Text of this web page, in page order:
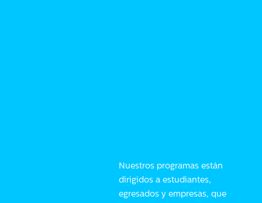
Nuestros programas están
dirigidos a estudiantes,
egresados y empresas, que